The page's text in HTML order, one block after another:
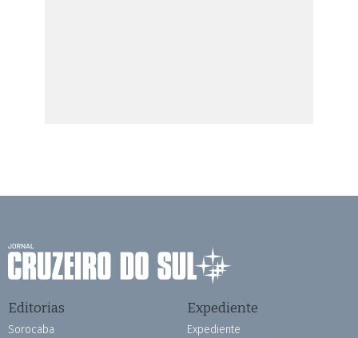
Editorias
Sorocaba
Expediente
Expediente